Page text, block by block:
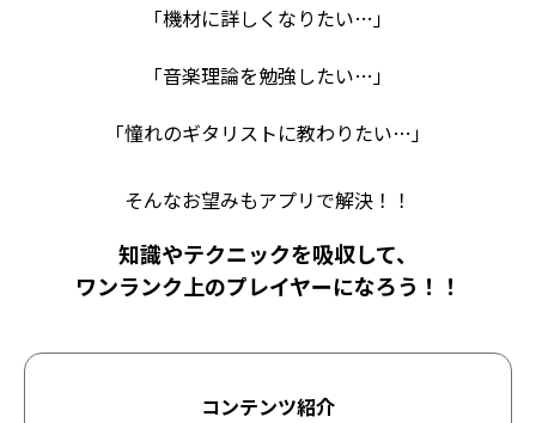
「機材に詳しくなりたい…」
「音楽理論を勉強したい…」
「憧れのギタリストに教わりたい…」
そんなお望みもアプリで解決！！
知識やテクニックを吸収して、
ワンランク上のプレイヤーになろう！！
コンテンツ紹介